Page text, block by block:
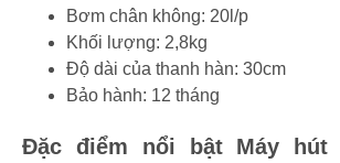
Bơm chân không: 20l/p
Khối lượng: 2,8kg
Độ dài của thanh hàn: 30cm
Bảo hành: 12 tháng
Đặc điểm nổi bật Máy hút